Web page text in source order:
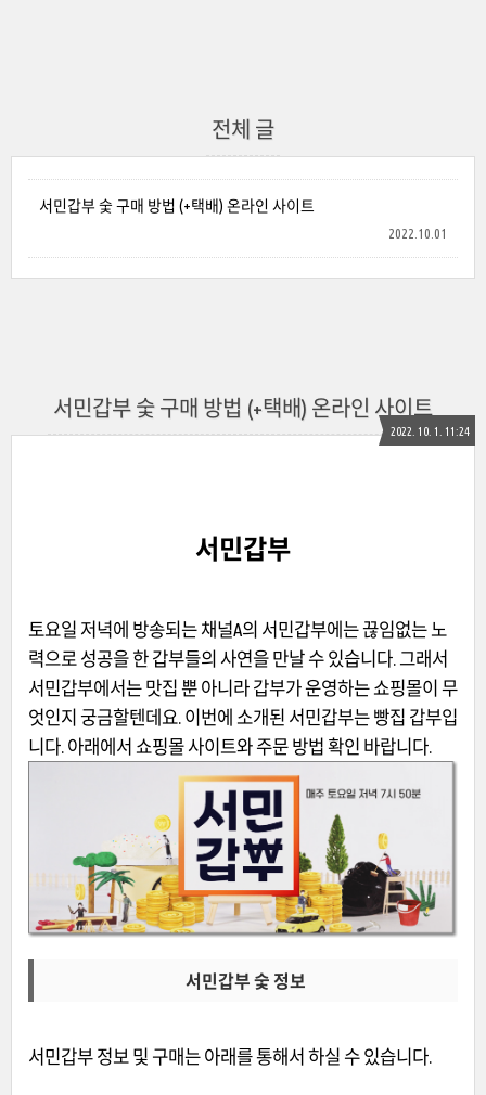
전체 글
서민갑부 숯 구매 방법 (+택배) 온라인 사이트
2022.10.01
서민갑부 숯 구매 방법 (+택배) 온라인 사이트
2022. 10. 1. 11:24
서민갑부
토요일 저녁에 방송되는 채널A의 서민갑부에는 끊임없는 노
력으로 성공을 한 갑부들의 사연을 만날 수 있습니다. 그래서
서민갑부에서는 맛집 뿐 아니라 갑부가 운영하는 쇼핑몰이 무
엇인지 궁금할텐데요. 이번에 소개된 서민갑부는 빵집 갑부입
니다. 아래에서 쇼핑몰 사이트와 주문 방법 확인 바랍니다.
서민갑부 숯 정보
서민갑부 정보 및 구매는 아래를 통해서 하실 수 있습니다.